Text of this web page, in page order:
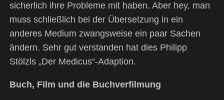
sicherlich ihre Probleme mit haben. Aber hey, man
muss schließlich bei der Übersetzung in ein
anderes Medium zwangsweise ein paar Sachen
ändern. Sehr gut verstanden hat dies Philipp
Stölzls „Der Medicus“-Adaption.
Buch, Film und die Buchverfilmung